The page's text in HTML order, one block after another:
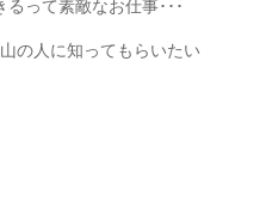
って素敵なお仕事･･･
の人に知ってもらいたい